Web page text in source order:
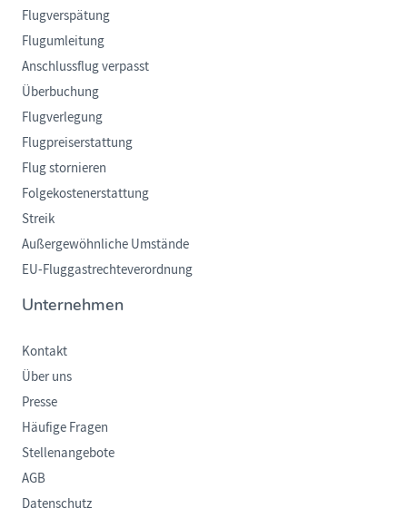
Flugverspätung
Flugumleitung
Anschlussflug verpasst
Überbuchung
Flugverlegung
Flugpreiserstattung
Flug stornieren
Folgekostenerstattung
Streik
Außergewöhnliche Umstände
EU-Fluggastrechteverordnung
Unternehmen
Kontakt
Über uns
Presse
Häufige Fragen
Stellenangebote
AGB
Datenschutz